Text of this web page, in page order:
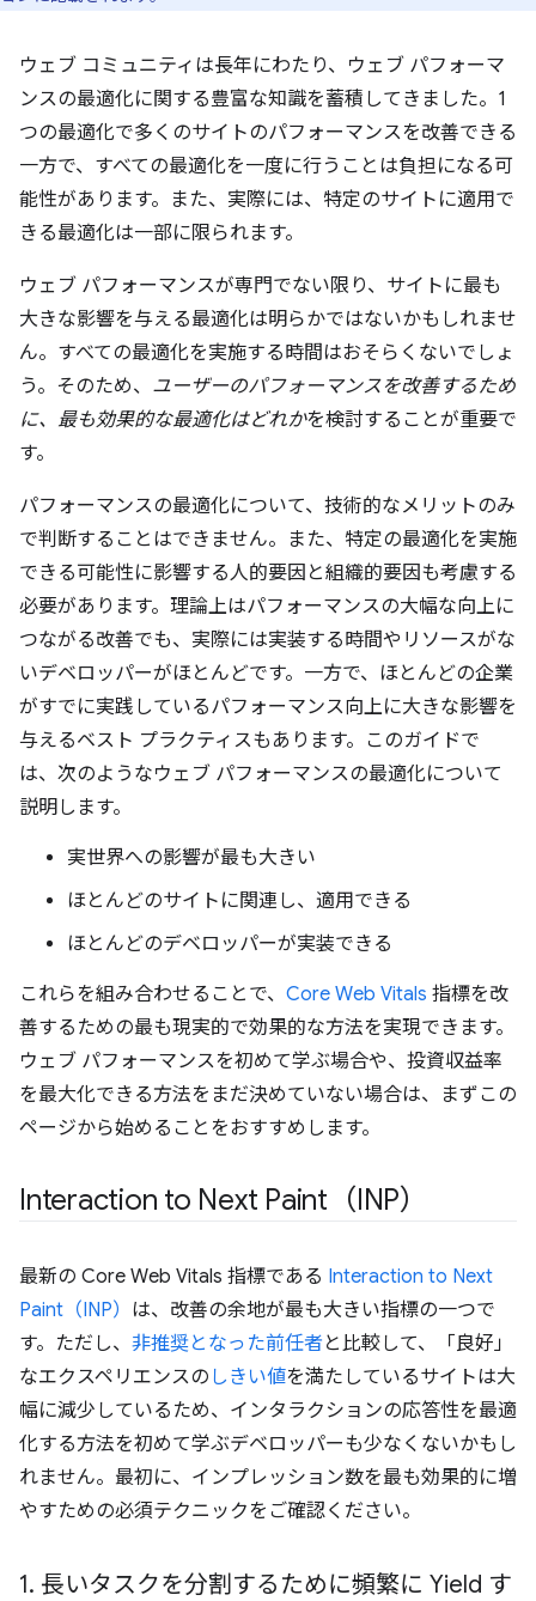
ウェブ コミュニティは長年にわたり、ウェブ パフォーマ
ンスの最適化に関する豊富な知識を蓄積してきました。1
つの最適化で多くのサイトのパフォーマンスを改善できる
一方で、すべての最適化を一度に行うことは負担になる可
能性があります。また、実際には、特定のサイトに適用で
きる最適化は一部に限られます。
ウェブ パフォーマンスが専門でない限り、サイトに最も
大きな影響を与える最適化は明らかではないかもしれませ
ん。すべての最適化を実施する時間はおそらくないでしょ
う。そのため、 ユーザーのパフォーマンスを改善するため
に、最も効果的な最適化はどれかを検討することが重要で
す。
パフォーマンスの最適化について、技術的なメリットのみ
で判断することはできません。また、特定の最適化を実施
できる可能性に影響する人的要因と組織的要因も考慮する
必要があります。理論上はパフォーマンスの大幅な向上に
つながる改善でも、実際には実装する時間やリソースがな
いデベロッパーがほとんどです。一方で、ほとんどの企業
がすでに実践しているパフォーマンス向上に大きな影響を
与えるベスト プラクティスもあります。このガイドで
は、次のようなウェブ パフォーマンスの最適化について
説明します。
実世界への影響が最も大きい
ほとんどのサイトに関連し、適用できる
ほとんどのデベロッパーが実装できる
これらを組み合わせることで、 Core Web Vitals 指標を改
善するための最も現実的で効果的な方法を実現できます。
ウェブ パフォーマンスを初めて学ぶ場合や、投資収益率
を最大化できる方法をまだ決めていない場合は、まずこの
ページから始めることをおすすめします。
Interaction to Next Paint（INP）
最新の Core Web Vitals 指標である Interaction to Next
Paint（INP） は、改善の余地が最も大きい指標の一つで
す。ただし、 非推奨となった前任者 と比較して、「良好」
なエクスペリエンスの しきい値を満たしているサイトは大
幅に減少しているため、インタラクションの応答性を最適
化する方法を初めて学ぶデベロッパーも少なくないかもし
れません。最初に、インプレッション数を最も効果的に増
やすための必須テクニックをご確認ください。
1. 長いタスクを分割するために頻繁に Yield す